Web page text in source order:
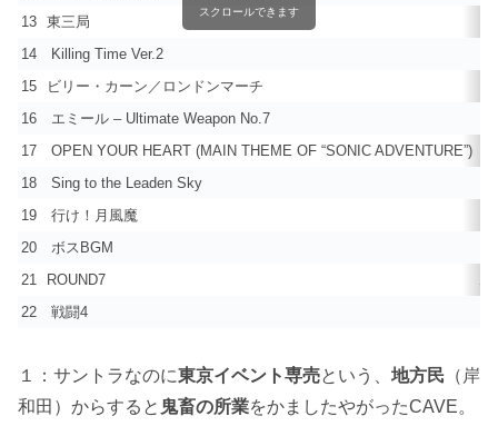
13 東三局
14
Killing Time Ver.2
15
ビリー・カーン／ロンドンマーチ
16
エミール – Ultimate Weapon No.7
17
OPEN YOUR HEART (MAIN THEME OF “SONIC ADVENTURE”)
18
Sing to the Leaden Sky
19
行け！月風魔
20
ボスBGM
21
ROUND7
ボ
22
戦闘4
スクロールできます
１：サントラなのに東京イベント専売という、 地方民 （岸
和田）からすると 鬼畜の所業をかましたやがったCAVE。